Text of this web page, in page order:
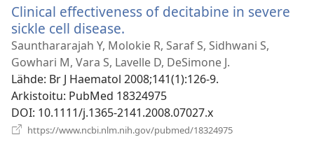
Clinical effectiveness of decitabine in severe
sickle cell disease.
uuden
ikkunan)
Saunthararajah Y, Molokie R, Saraf S, Sidhwani S,
Gowhari M, Vara S, Lavelle D, DeSimone J.
Lähde‎: Br J Haematol 2008;141(1):126-9.
Arkistoitu‎: PubMed 18324975
DOI‎: 10.1111/j.1365-2141.2008.07027.x
https://www.ncbi.nlm.nih.gov/pubmed/18324975